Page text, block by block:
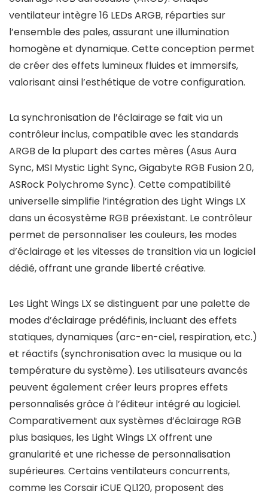
ventilateur intègre 16 LEDs ARGB, réparties sur
l’ensemble des pales, assurant une illumination
homogène et dynamique. Cette conception permet
de créer des effets lumineux fluides et immersifs,
valorisant ainsi l’esthétique de votre configuration.
La synchronisation de l’éclairage se fait via un
contrôleur inclus, compatible avec les standards
ARGB de la plupart des cartes mères (Asus Aura
Sync, MSI Mystic Light Sync, Gigabyte RGB Fusion 2.0,
ASRock Polychrome Sync). Cette compatibilité
universelle simplifie l’intégration des Light Wings LX
dans un écosystème RGB préexistant. Le contrôleur
permet de personnaliser les couleurs, les modes
d’éclairage et les vitesses de transition via un logiciel
dédié, offrant une grande liberté créative.
Les Light Wings LX se distinguent par une palette de
modes d’éclairage prédéfinis, incluant des effets
statiques, dynamiques (arc-en-ciel, respiration, etc.)
et réactifs (synchronisation avec la musique ou la
température du système). Les utilisateurs avancés
peuvent également créer leurs propres effets
personnalisés grâce à l’éditeur intégré au logiciel.
Comparativement aux systèmes d’éclairage RGB
plus basiques, les Light Wings LX offrent une
granularité et une richesse de personnalisation
supérieures. Certains ventilateurs concurrents,
comme les Corsair iCUE QL120, proposent des